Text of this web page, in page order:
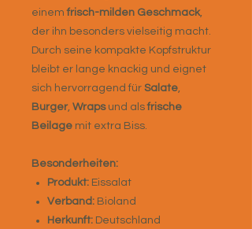
einemfrisch-milden Geschmack,
der ihn besonders vielseitig macht.
Durch seine kompakte Kopfstruktur
bleibt er lange knackig und eignet
sich hervorragend für Salate,
Burger, Wrapsund alsfrische
Beilage mit extra Biss.
Besonderheiten:
Produkt: Eissalat
Verband: Bioland
Herkunft: Deutschland